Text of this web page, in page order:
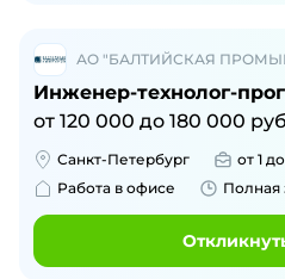
АО "БАЛТИЙСКАЯ
Инженер-технолог-
от 120 000 до 180 000
Санкт-Петербург
от 1
Работа в офисе
Полная